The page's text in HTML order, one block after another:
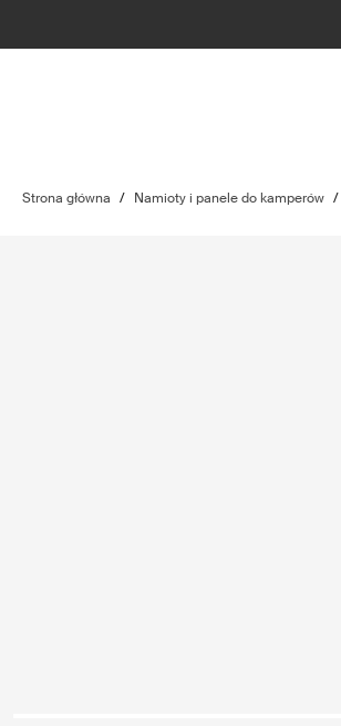
Strona główna / Namioty i panele do kamperów /